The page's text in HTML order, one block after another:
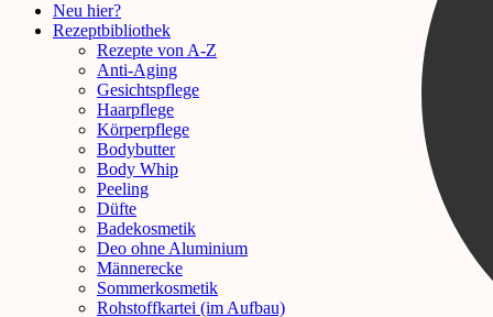
Neu hier?
Rezeptbibliothek
Rezepte von A-Z
Anti-Aging
Gesichtspflege
Haarpflege
Körperpflege
Bodybutter
Body Whip
Peeling
Düfte
Badekosmetik
Deo ohne Aluminium
Männerecke
Sommerkosmetik
Rohstoffkartei (im Aufbau)